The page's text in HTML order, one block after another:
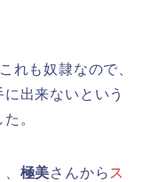
れも奴隷なので、
出来ないという
。
極美さんからス